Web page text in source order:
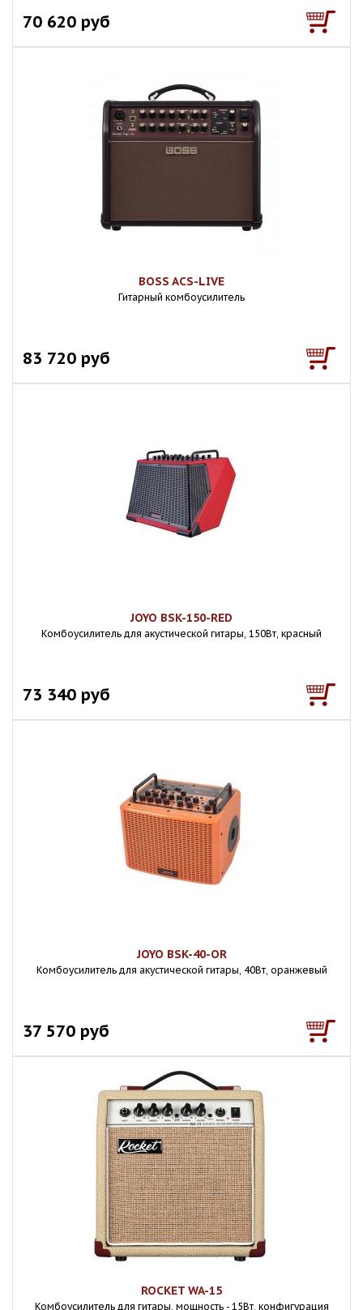
70 620 руб
BOSS ACS-LIVE
Гитарный комбоусилитель
83 720 руб
JOYO BSK-150-RED
Комбоусилитель для акустической гитары, 150Вт, красный
73 340 руб
JOYO BSK-40-OR
Комбоусилитель для акустической гитары, 40Вт, оранжевый
37 570 руб
ROCKET WA-15
Комбоусилитель для гитары, мощность - 15Вт, конфигурация